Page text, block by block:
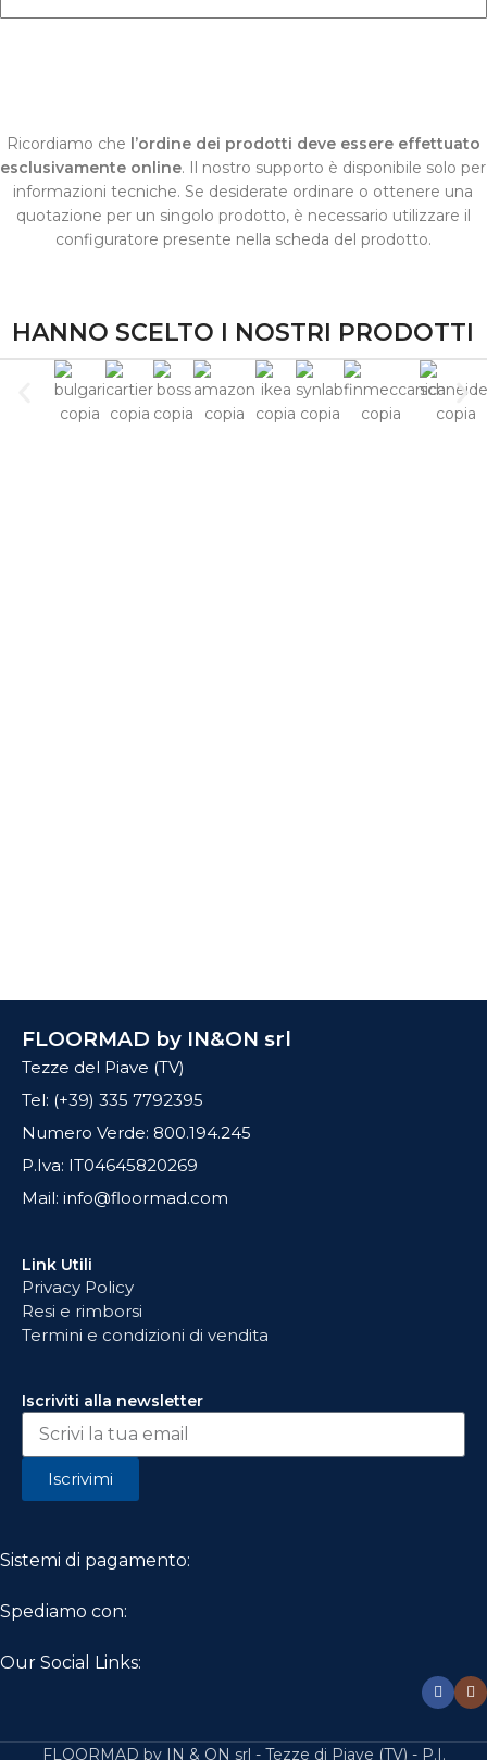
Ricordiamo che l’ordine dei prodotti deve essere effettuato
esclusivamente online. Il nostro supporto è disponibile solo per
informazioni tecniche. Se desiderate ordinare o ottenere una
quotazione per un singolo prodotto, è necessario utilizzare il
configuratore presente nella scheda del prodotto.
HANNO SCELTO I NOSTRI PRODOTTI
FLOORMAD by IN&ON srl
Tezze del Piave (TV)
Tel: (+39) 335 7792395
Numero Verde: 800.194.245
P.Iva: IT04645820269
Mail: info@floormad.com
Link Utili
Privacy Policy
Resi e rimborsi
Termini e condizioni di vendita
Iscriviti alla newsletter
Iscrivimi
Sistemi di pagamento:
Spediamo con:
Our Social Links:
FLOORMAD by IN & ON srl - Tezze di Piave (TV) - P.I.